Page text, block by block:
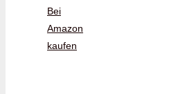
Bei
Amazon
kaufen